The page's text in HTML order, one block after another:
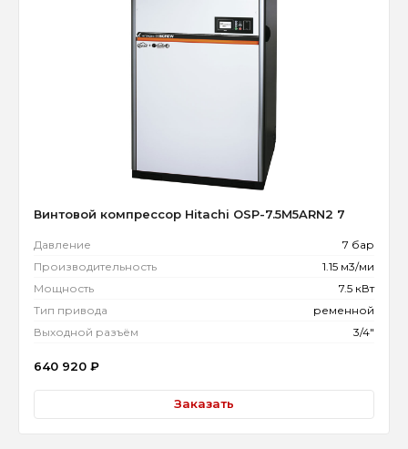
Винтовой компрессор Hitachi OSP-7.5M5ARN2 7
Давление
7 бар
Производительность
1.15 м3/ми
Мощность
7.5 кВт
Тип привода
ременной
Выходной разъём
3/4"
640 920 ₽
Заказать